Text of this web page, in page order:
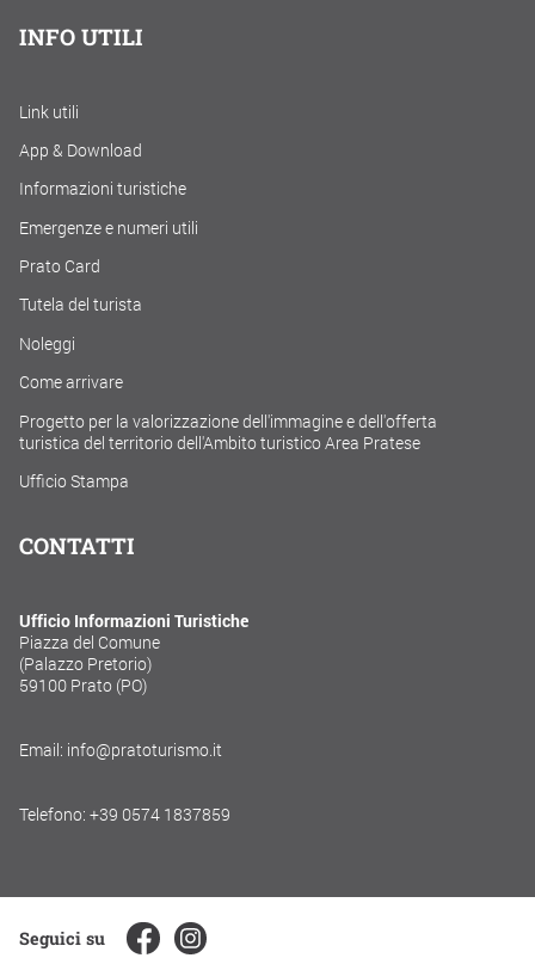
INFO UTILI
Link utili
App & Download
Informazioni turistiche
Emergenze e numeri utili
Prato Card
Tutela del turista
Noleggi
Come arrivare
Progetto per la valorizzazione dell'immagine e dell'offerta
turistica del territorio dell'Ambito turistico Area Pratese
Ufficio Stampa
CONTATTI
Ufficio Informazioni Turistiche
Piazza del Comune
(Palazzo Pretorio)
59100 Prato (PO)
Email: info@pratoturismo.it
Telefono: +39 0574 1837859
Seguici su